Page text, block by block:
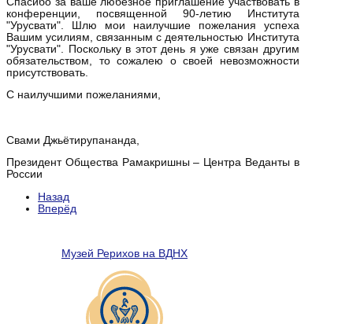
конференции, посвященной 90-летию Института
"Урусвати". Шлю мои наилучшие пожелания успеха
Вашим усилиям, связанным с деятельностью Института
"Урусвати". Поскольку в этот день я уже связан другим
обязательством, то сожалею о своей невозможности
присутствовать.
С наилучшими пожеланиями,
Свами Джьётирупананда,
Президент Общества Рамакришны – Центра Веданты в
России
Назад
Вперёд
Музей Рерихов на ВДНХ